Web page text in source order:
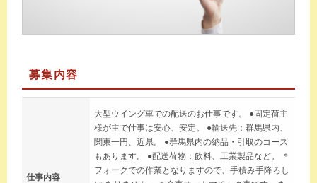
募集内容
仕事内容
大型ウイング車での配送のお仕事です。 ●固定荷主
様が主で仕事は安心、安定。 ●輸送先：群馬県内、
関東一円、近県。 ●群馬県内の納品・引取のコース
もあります。 ●配送荷物：飲料、工業製品など。 ＊
フォークでの作業となりますので、手積み手降ろし